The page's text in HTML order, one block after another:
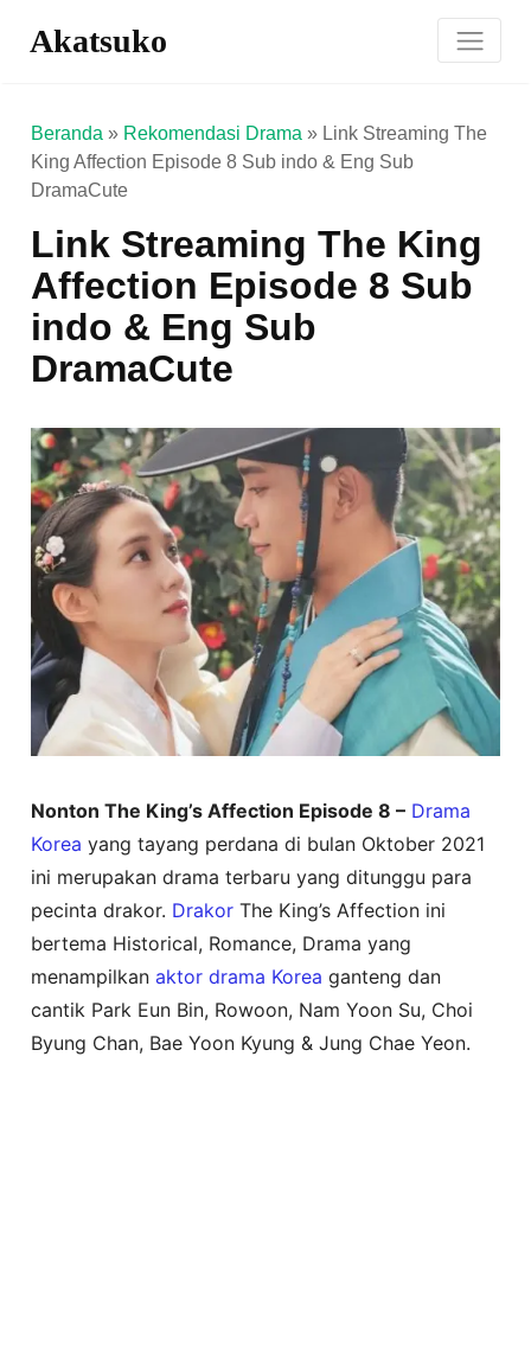
Akatsuko
Beranda » Rekomendasi Drama » Link Streaming The
King Affection Episode 8 Sub indo & Eng Sub
DramaCute
Link Streaming The King
Affection Episode 8 Sub
indo & Eng Sub
DramaCute
Nonton The King’s Affection Episode 8 – Drama
Korea yang tayang perdana di bulan Oktober 2021
ini merupakan drama terbaru yang ditunggu para
pecinta drakor. Drakor The King’s Affection ini
bertema Historical, Romance, Drama yang
menampilkanaktor drama Korea ganteng dan
cantik Park Eun Bin, Rowoon, Nam Yoon Su, Choi
Byung Chan, Bae Yoon Kyung & Jung Chae Yeon.